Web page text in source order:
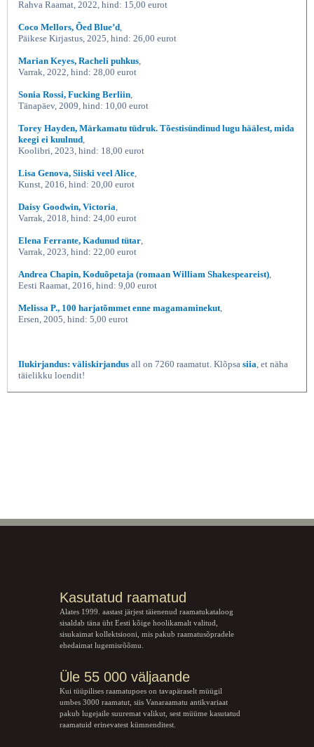
Rahva Raamat, 2022, hind: 15,00 eurot
Coco Mellors, Õed Blue’d
Päikese Kirjastus, 2025, hind: 26,00 eurot
Marian Keyes, Racheli puhkus
Varrak, 2022, hind: 28,00 eurot
Sonia Rossi, Fucking Berliin
Tänapäev, 2009, hind: 10,00 eurot
Torey Hayden, Märkamatu tüdruk. Tõestisündinud lugu häälest, mida
keegi ei kuulnud
Koolibri, 2023, hind: 18,00 eurot
Lisa Genova, Siiski veel Alice
Kunst, 2016, hind: 20,00 eurot
Daisy Goodwin, Victoria
Varrak, 2018, hind: 24,00 eurot
Elena Ferrante, Kadunud tütar
Varrak, 2023, hind: 22,00 eurot
Andrea Chapin, Koduõpetaja (romaan William Shakespeareist)
Eesti Raamat, 2016, hind: 9,00 eurot
Melissa P., 100 harjatõmmet enne magamaminekut
Ersen, 2005, hind: 5,00 eurot
Ilukirjandus: väliskirjandus all on 7260 raamatut. Klõpsa siia , et näha
täielikku loendit!
Kasutatud raamatud
Alates 1999. aastast järjest täienenud raamatukataloog
sisaldab täna üht Eesti kõige hoolikamalt valitud,
sisukaimat kollektsiooni, mis pakub raamatusõpradele
ehedaimat lugemisrõõmu.
Üle 55 000 väljaande
Kui tüüpilises raamatupoes on tavapäraselt müügil
umbes 3000 raamatut, siis Vanaraamatu antikvariaat
pakub lugejaile suuremat valikut, sest müüme kasutatud
raamatuid erinevatest kümnenditest.